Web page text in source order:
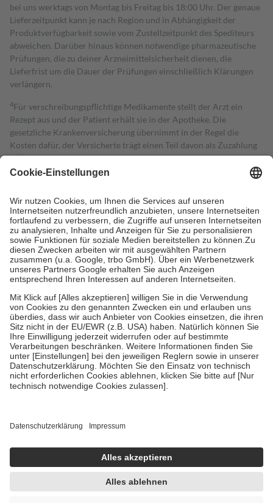
bei uns werktags von Montag bis Freitag bis 18:00 Uhr. Der genaue
Lieferzeitpunkt kann je nach Region und in Abhängigkeit der
Produktverfügbarkeit sowie vom Zustellzeitpunkt des Spediteurs
abweichen. Darüber hinaus können notwendige pharmazeutische
Prüfungen, die zu deiner Arzneimittelsicherheit dienen, die
Lieferfrist um die Dauer der Prüfungen einschließlich Klärungen
verlängern.
4Für verschreibungspflichtige Medikamente stellt der Arzt ein
Rezept aus und der Patient erhält sie in der Apotheke. Die
gesetzliche Krankenversicherung übernimmt in der Regel die
Kosten dafür, der Versicherte trägt einen Teil davon als Zuzahlung
mit.
Grundsätzlich leisten Mitglieder Zuzahlungen in Höhe von zehn
höchstens zehn Euro.
Es sind jedoch nie mehr als die tatsächlichen
Kosten der Leistung zu entrichten.
Diese Regeln gelten grundsätzlich auch für Online-Apotheken.
Bei Heilmitteln und häuslicher Krankenpflege beträgt die
Zuzahlung zehn Prozent der Kosten sowie zehn Euro je
Verordnung.
Um das Engagement der Versicherten für ihre eigene Gesundheit zu
stärken und die besondere Stellung der Familie zu unterstützen,
fallenkeine Zuzahlungenan bei:
• Kindern und Jugendlichen bis zum vollendeten 18. Lebensjahr
mit Ausnahme der Fahrkosten
• Untersuchungen zur Vorsorge und Früherkennung, die von der
GKV getragen werden
• empfohlenen Schutzimpfungen
• Harn- und Blutteststreifen
getroffen, um sicherzustellen, dass es sich um echte Bewertungen
https://help.etrusted.com/hc/de/articles/4419944605341
Einige Bilder und Inhalte wurden unter Zuhilfenahme künstlicher